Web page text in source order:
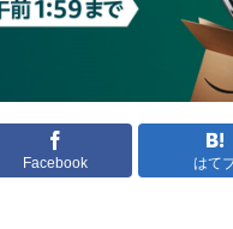
Facebook はて